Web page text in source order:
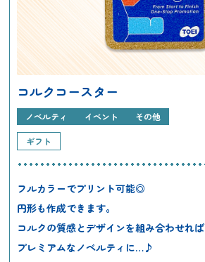
コルクコースター
ノベルティ イベント その他
ギフト
フルカラーでプリント可能◎
円形も作成できます。
コルクの質感とデザインを組み合わせれば
プレミアムなノベルティに…♪